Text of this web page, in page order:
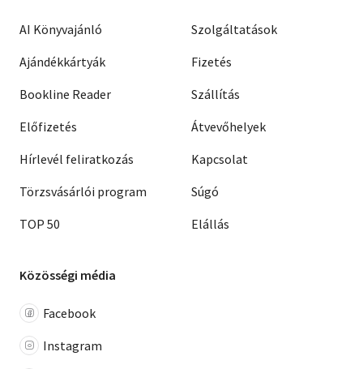
AI Könyvajánló
Ajándékkártyák
Bookline Reader
Előfizetés
Hírlevél feliratkozás
Törzsvásárlói program
TOP 50
Szolgáltatások
Fizetés
Szállítás
Átvevőhelyek
Kapcsolat
Súgó
Elállás
Közösségi média
Facebook
Instagram